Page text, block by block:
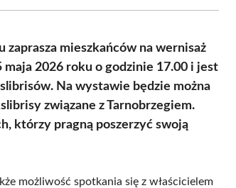
(Twitter)
mieszkańców na wernisaż
2026 roku o godzinie 17.00 i jest
Na wystawie będzie można
związane z Tarnobrzegiem.
którzy pragną poszerzyć swoją
możliwość spotkania się z właścicielem